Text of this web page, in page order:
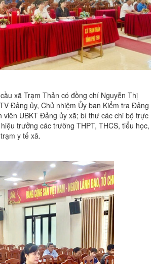
xã Trạm Thản có đồng chí Nguyễn Thị
Đảng ủy, Chủ nhiệm Ủy ban Kiểm tra Đảng
viên UBKT Đảng ủy xã; bí thư các chi bộ trực
trưởng các trường THPT, THCS, tiểu học,
y tế xã.